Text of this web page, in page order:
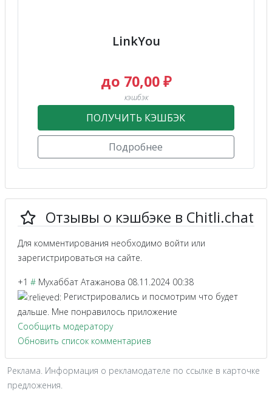
LinkYou
до 70,00 ₽
кэшбэк
ПОЛУЧИТЬ КЭШБЭК
Подробнее
Отзывы о кэшбэке в Chitli.chat
Для комментирования необходимо войти или
зарегистрироваться на сайте.
+1 # Мухаббат Атажанова 08.11.2024 00:38
Регистрировались и посмотрим что будет
дальше. Мне понравилось приложение
Сообщить модератору
Обновить список комментариев
Реклама. Информация о рекламодателе по ссылке в карточке
предложения.